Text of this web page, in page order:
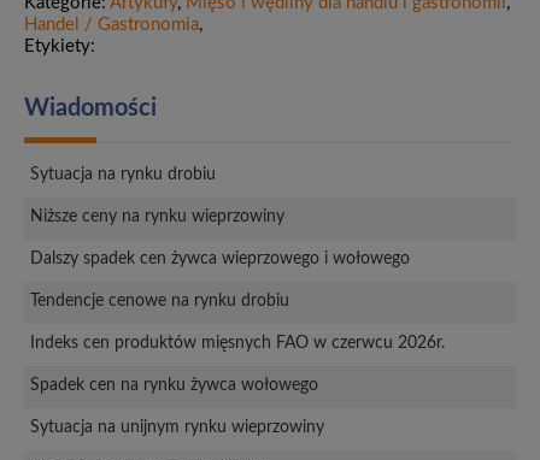
Handel / Gastronomia,
Etykiety:
Wiadomości
Sytuacja na rynku drobiu
Niższe ceny na rynku wieprzowiny
Dalszy spadek cen żywca wieprzowego i wołowego
Tendencje cenowe na rynku drobiu
Indeks cen produktów mięsnych FAO w czerwcu 2026r.
Spadek cen na rynku żywca wołowego
Sytuacja na unijnym rynku wieprzowiny